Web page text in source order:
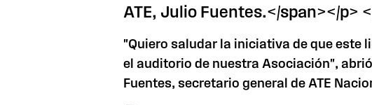
ATE, Julio Fuentes.</span></p>
"Quiero saludar la iniciativa de que este
el auditorio de nuestra Asociación",
Fuentes, secretario general de ATE